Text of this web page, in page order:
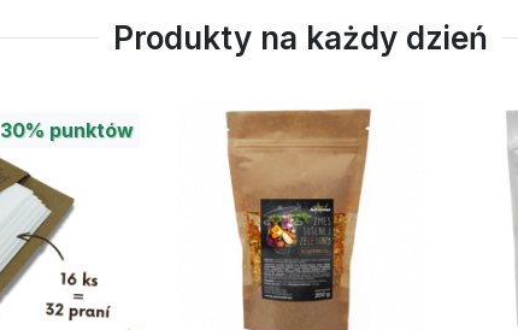
Produkty na każdy dzień
30%punktów